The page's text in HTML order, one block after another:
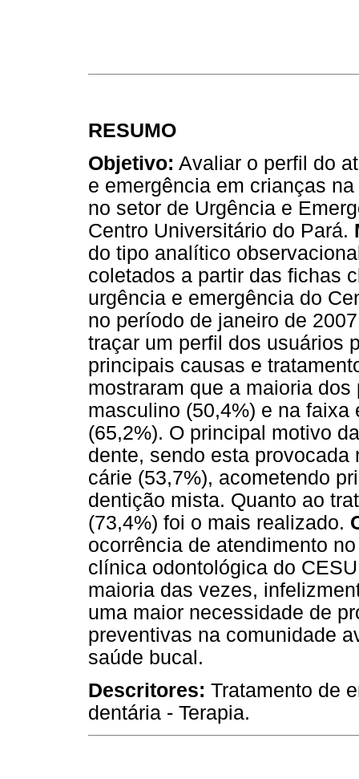
RESUMO
Objetivo: Avaliar o perfil do
e emergência em crianças
no setor de Urgência e
Centro Universitário do Pará.
do tipo analítico
coletados a partir das fichas
urgência e emergência do
no período de janeiro de
traçar um perfil dos usuários
principais causas e
mostraram que a maioria
masculino (50,4%) e na
(65,2%). O principal motivo
dente, sendo esta
cárie (53,7%), acometendo
dentição mista. Quanto ao
(73,4%) foi o mais realizado.
ocorrência de atendimento
clínica odontológica do
maioria das vezes,
uma maior necessidade de
preventivas na comunidade
saúde bucal.
Descritores: Tratamento de
dentária - Terapia.